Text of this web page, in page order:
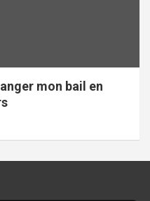
mon bail en